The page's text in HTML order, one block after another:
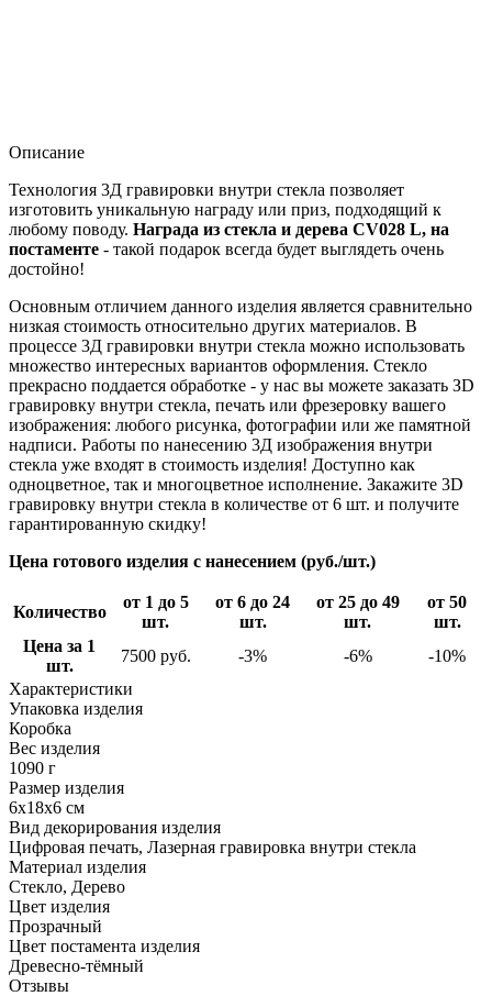
Описание
Технология 3Д гравировки внутри стекла позволяет
изготовить уникальную награду или приз, подходящий к
любому поводу. Награда из стекла и дерева CV028 L, на
постаменте - такой подарок всегда будет выглядеть очень
достойно!
Основным отличием данного изделия является сравнительно
низкая стоимость относительно других материалов. В
процессе 3Д гравировки внутри стекла можно использовать
множество интересных вариантов оформления. Стекло
прекрасно поддается обработке - у нас вы можете заказать ЗD
гравировку внутри стекла, печать или фрезеровку вашего
изображения: любого рисунка, фотографии или же памятной
надписи. Работы по нанесению 3Д изображения внутри
стекла уже входят в стоимость изделия! Доступно как
одноцветное, так и многоцветное исполнение. Закажите 3D
гравировку внутри стекла в количестве от 6 шт. и получите
гарантированную скидку!
Цена готового изделия с нанесением (руб./шт.)
Количество
от 1 до 5
шт.
от 6 до 24
шт.
от 25 до 49
шт.
от 50
шт.
Цена за 1
шт.
7500 руб. -3% -6%
-10%
Характеристики
Упаковка изделия
Коробка
Вес изделия
1090 г
Размер изделия
6x18x6 см
Вид декорирования изделия
Цифровая печать, Лазерная гравировка внутри стекла
Материал изделия
Стекло, Дерево
Цвет изделия
Прозрачный
Цвет постамента изделия
Древесно-тёмный
Отзывы